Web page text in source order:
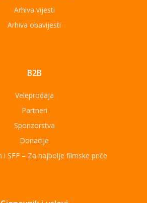
Arhiva vijesti
Arhiva obavijesti
B2B
Veleprodaja
Partneri
Sponzorstva
Donacije
i SFF – Za najbolje filmske priče